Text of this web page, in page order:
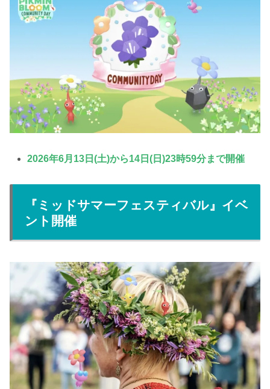
2026年6月13日(土)から14日(日)23時59分まで開催
『ミッドサマーフェスティバル』イベ
ント開催